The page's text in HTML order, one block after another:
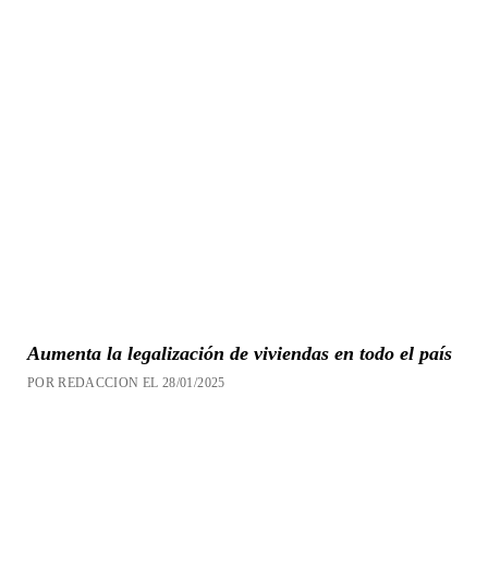
Aumenta la legalización de viviendas en todo el país
POR REDACCION EL 28/01/2025